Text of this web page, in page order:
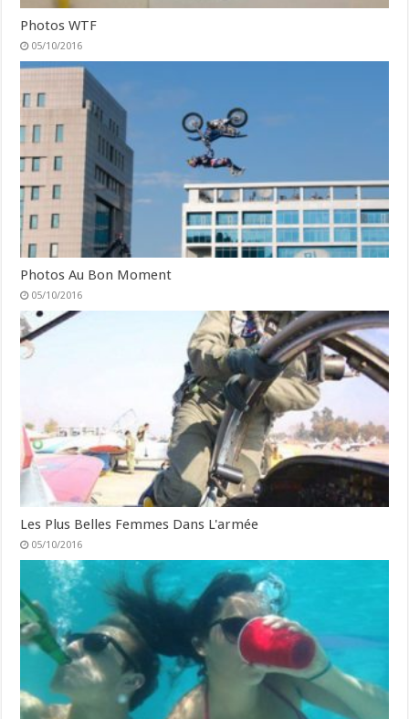
Photos WTF
05/10/2016
Photos Au Bon Moment
05/10/2016
Les Plus Belles Femmes Dans L'armée
05/10/2016